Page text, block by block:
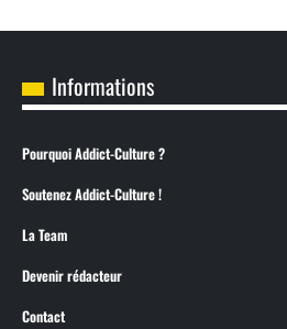
Informations
Pourquoi Addict-Culture ?
Soutenez Addict-Culture !
La Team
Devenir rédacteur
Contact